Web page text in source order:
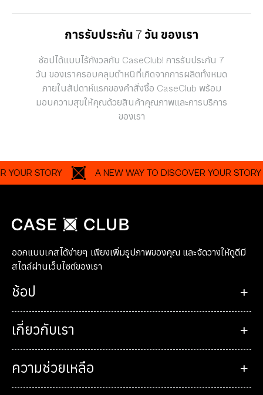
การรับประกัน 7 วัน ของเรา
ช้อปได้แบบไร้กังวลกับ CaseClub! การรับประกัน 7
วัน ของเราครอบคลุมตำหนิที่เกิดจากการผลิตทั้งหมด
ภายในสัปดาห์แรกของคำสั่งซื้อ CaseClub พร้อม
มอบความสุขให้คุณด้วยสินค้าคุณภาพและการบริการ
ของเรา
A NEW WAY TO DISCOVER YOUR STORY
ออกแบบเคสได้ง่ายๆ เพียงเพิ่มรูปภาพของคุณ และจัดวางให้ดูดีมี
สไตล์ผ่านเว็บไซต์ของเรา
ช้อป
เกี่ยวกับเรา
ความช่วยเหลือ